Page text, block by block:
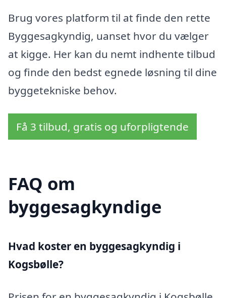
Brug vores platform til at finde den rette
Byggesagkyndig, uanset hvor du vælger
at kigge. Her kan du nemt indhente tilbud
og finde den bedst egnede løsning til dine
byggetekniske behov.
Få 3 tilbud, gratis og uforpligtende
FAQ om
byggesagkyndige
Hvad koster en byggesagkyndig i
Kogsbølle?